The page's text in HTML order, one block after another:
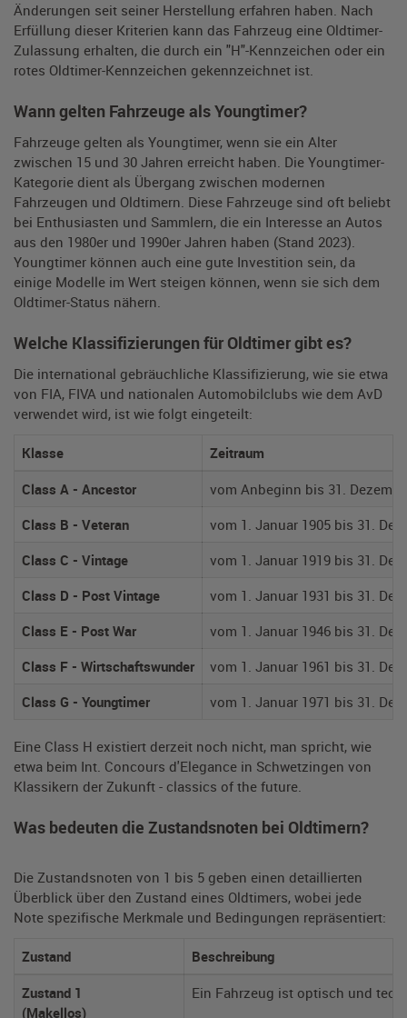
Änderungen seit seiner Herstellung erfahren haben. Nach
Erfüllung dieser Kriterien kann das Fahrzeug eine Oldtimer-
Zulassung erhalten, die durch ein "H"-Kennzeichen oder ein
rotes Oldtimer-Kennzeichen gekennzeichnet ist.
Wann gelten Fahrzeuge als Youngtimer?
Fahrzeuge gelten als Youngtimer, wenn sie ein Alter
zwischen 15 und 30 Jahren erreicht haben. Die Youngtimer-
Kategorie dient als Übergang zwischen modernen
Fahrzeugen und Oldtimern. Diese Fahrzeuge sind oft beliebt
bei Enthusiasten und Sammlern, die ein Interesse an Autos
aus den 1980er und 1990er Jahren haben (Stand 2023).
Youngtimer können auch eine gute Investition sein, da
einige Modelle im Wert steigen können, wenn sie sich dem
Oldtimer-Status nähern.
Welche Klassifizierungen für Oldtimer gibt es?
Die international gebräuchliche Klassifizierung, wie sie etwa
von FIA, FIVA und nationalen Automobilclubs wie dem AvD
verwendet wird, ist wie folgt eingeteilt:
Klasse
Zeitraum
Class A - Ancestor
vom Anbeginn bis 31.
Class B - Veteran
vom 1. Januar 1905 bis 31.
Class C - Vintage
vom 1. Januar 1919 bis 31.
Class D - Post Vintage
vom 1. Januar 1931 bis 31.
Class E - Post War
vom 1. Januar 1946 bis 31.
Class F - Wirtschaftswunder
vom 1. Januar 1961 bis 31.
Class G - Youngtimer
vom 1. Januar 1971 bis 31.
Eine Class H existiert derzeit noch nicht, man spricht, wie
etwa beim Int. Concours d'Elegance in Schwetzingen von
Klassikern der Zukunft - classics of the future.
Was bedeuten die Zustandsnoten bei Oldtimern?
Die Zustandsnoten von 1 bis 5 geben einen detaillierten
Überblick über den Zustand eines Oldtimers, wobei jede
Note spezifische Merkmale und Bedingungen repräsentiert:
Zustand
Beschreibung
Zustand 1
(Makellos)
Ein Fahrzeug ist optisch und